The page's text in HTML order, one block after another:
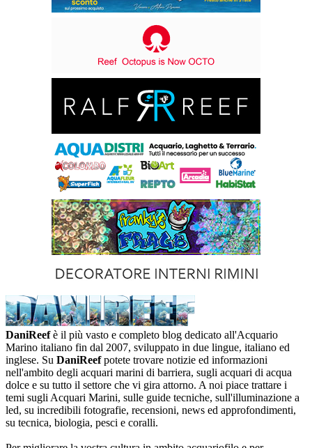
DaniReefè il più vasto e completo blog dedicato all'Acquario
Marino italiano fin dal 2007, sviluppato in due lingue, italiano ed
inglese. Su DaniReefpotete trovare notizie ed informazioni
nell'ambito degli acquari marini di barriera, sugli acquari di acqua
dolce e su tutto il settore che vi gira attorno. A noi piace trattare i
temi sugli Acquari Marini, sulle guide tecniche, sull'illuminazione a
led, su incredibili fotografie, recensioni, news ed approfondimenti,
su tecnica, biologia, pesci e coralli.